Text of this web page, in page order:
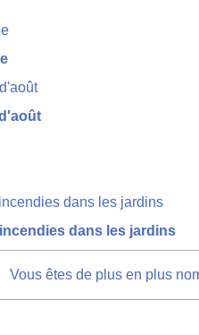
dans les jardins